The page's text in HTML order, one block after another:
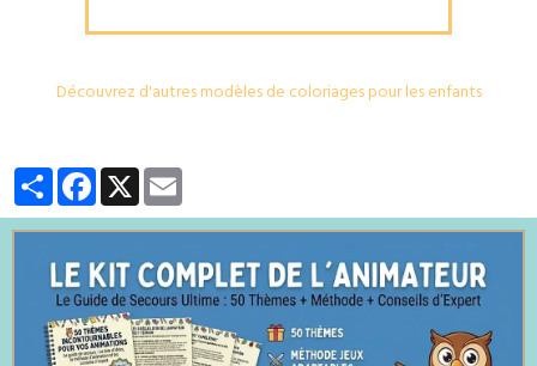
Découvrez d'autres modèles de coloriages pour les enfants
PartagerFacebook
X